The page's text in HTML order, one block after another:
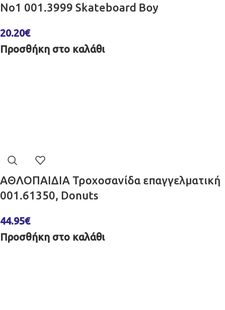
No1 001.3999 Skateboard Boy
20.20€
Προσθήκη στο καλάθι
ΑΘΛΟΠΑΙΔΙΑ Τροχοσανίδα επαγγελματική
001.61350, Donuts
44.95€
Προσθήκη στο καλάθι